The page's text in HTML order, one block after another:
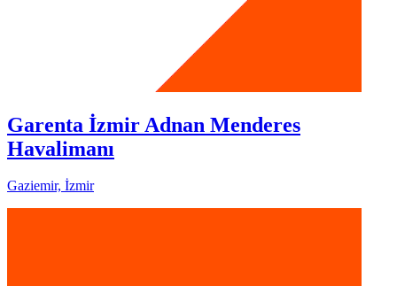
Garenta İzmir Adnan Menderes
Havalimanı
Gaziemir, İzmir